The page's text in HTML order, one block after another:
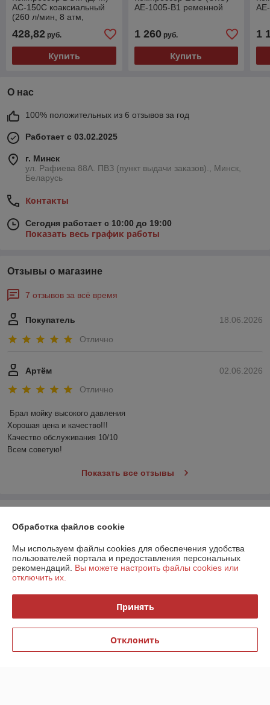
AC-150C коаксиальный
(260 л/мин, 8 атм,
коаксиальный, масляный,
ресив. 50 л, 230 В, 1.8
428,82 руб.
Купить
AE-1005-B1 ременной
1 260руб.
Купить
1
О нас
100% положительных из 6 отзывов за год
Работает с 03.02.2025
г. Минск
ул. Рафиева 88А. ПВЗ (пункт выдачи заказов)., Минск,
Беларусь
Контакты
Сегодня работает с 10:00 до 19:00
Показать весь график работы
Отзывы о магазине
7 отзывов за всё время
18.06.2026
Покупатель
Отлично
02.06.2026
Артём
Отлично
Брал мойку высокого давления
Хорошая цена и качество!!!
Качество обслуживания 10/10
Всем советую!
Показать все отзывы
Доставка и оплата
Полная версия сайта
Обработка файлов cookie
Мы используем файлы cookies для обеспечения удобства
пользователей портала и предоставления персональных
рекомендаций. Вы можете настроить файлы cookies или
отключить их.
Принять
Отклонить